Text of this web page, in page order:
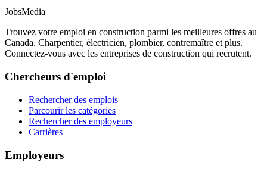
JobsMedia
Trouvez votre emploi en construction parmi les meilleures offres au
Canada. Charpentier, électricien, plombier, contremaître et plus.
Connectez-vous avec les entreprises de construction qui recrutent.
Chercheurs d'emploi
Rechercher des emplois
Parcourir les catégories
Rechercher des employeurs
Carrières
Employeurs